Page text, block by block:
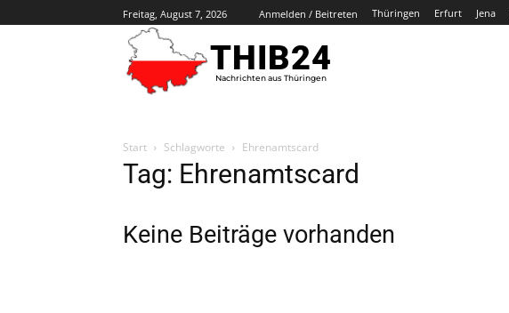
Freitag, August 7, 2026 Anmelden / Beitreten Thüringen Erfurt Jena
THIB24
Nachrichten aus Thüringen
Start Schlagworte Ehrenamtscard
Tag: Ehrenamtscard
Keine Beiträge vorhanden